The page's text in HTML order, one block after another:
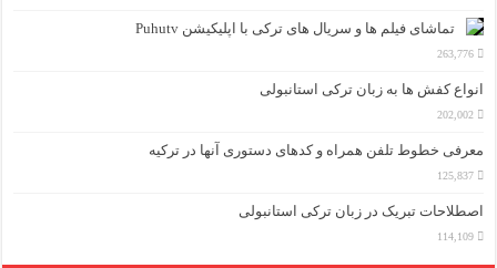
تماشای فیلم ها و سریال های ترکی با اپلیکیشن Puhutv
263,776
انواع کفش ها به زبان ترکی استانبولی
202,002
معرفی خطوط تلفن همراه و کدهای دستوری آنها در ترکیه
125,837
اصطلاحات تبریک در زبان ترکی استانبولی
114,109